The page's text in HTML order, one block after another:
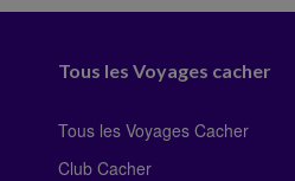
Tous les Voyages cacher
Tous les Voyages Cacher
Club Cacher